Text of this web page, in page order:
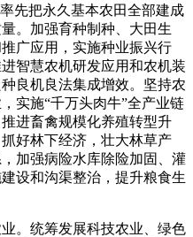
先把永久基本农田全部建成
。加强育种制种、大田生
广应用，实施种业振兴行
智慧农机研发应用和农机装
良机良法集成增效。坚持农
实施“千万头肉牛”全产业链
进畜禽规模化养殖转型升
好林下经济，壮大林草产
加强病险水库除险加固、灌
设和沟渠整治，提升粮食生
。统筹发展科技农业、绿色